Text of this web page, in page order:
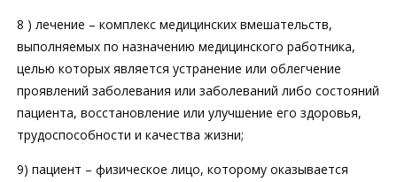
8 ) лечение – комплекс медицинских вмешательств,
выполняемых по назначению медицинского работника,
целью которых является устранение или облегчение
проявлений заболевания или заболеваний либо состояний
пациента, восстановление или улучшение его здоровья,
трудоспособности и качества жизни;
9) пациент – физическое лицо, которому оказывается